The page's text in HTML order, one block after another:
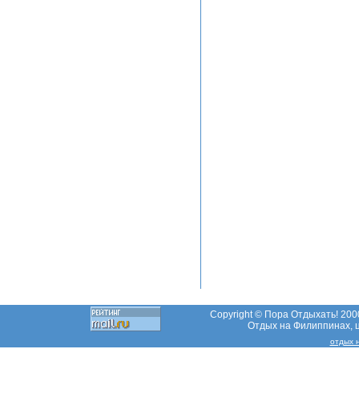
Copyright © Пора Отдыхать!
Отдых на Филиппинах,
отдых